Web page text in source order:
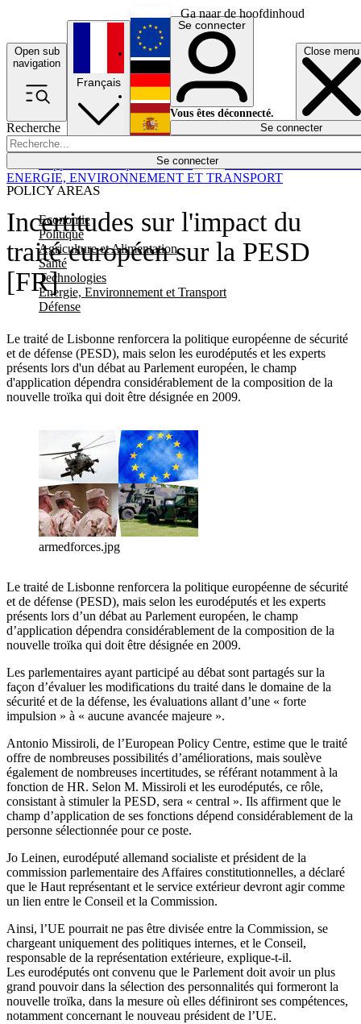
Ga naar de hoofdinhoud
Open sub
navigation
Close menu
Recherche
Se connecter
POLICY AREAS
Economie
Politique
Agriculture et Alimentation
Santé
Technologies
Energie, Environnement et Transport
Défense
Économie
Français
English
Deutsch
Español
Se connecter
Vous êtes déconnecté.
Se connecter
Incertitudes sur l'impact du
traité européen sur la PESD
[FR]
Le traité de Lisbonne renforcera la politique européenne de sécurité
et de défense (PESD), mais selon les eurodéputés et les experts
présents lors d'un débat au Parlement européen, le champ
d'application dépendra considérablement de la composition de la
nouvelle troïka qui doit être désignée en 2009.
ENERGIE, ENVIRONNEMENT ET TRANSPORT
armedforces.jpg
Le traité de Lisbonne renforcera la politique européenne de sécurité
et de défense (PESD), mais selon les eurodéputés et les experts
présents lors d’un débat au Parlement européen, le champ
d’application dépendra considérablement de la composition de la
nouvelle troïka qui doit être désignée en 2009.
Les parlementaires ayant participé au débat sont partagés sur la
façon d’évaluer les modifications du traité dans le domaine de la
sécurité et de la défense, les évaluations allant d’une « forte
impulsion » à « aucune avancée majeure ».
Antonio Missiroli, de l’European Policy Centre, estime que le traité
offre de nombreuses possibilités d’améliorations, mais soulève
également de nombreuses incertitudes, se référant notamment à la
fonction de HR. Selon M. Missiroli et les eurodéputés, ce rôle,
consistant à stimuler la PESD, sera « central ». Ils affirment que le
champ d’application de ses fonctions dépend considérablement de la
personne sélectionnée pour ce poste.
Jo Leinen, eurodéputé allemand socialiste et président de la
commission parlementaire des Affaires constitutionnelles, a déclaré
que le Haut représentant et le service extérieur devront agir comme
un lien entre le Conseil et la Commission.
Ainsi, l’UE pourrait ne pas être divisée entre la Commission, se
chargeant uniquement des politiques internes, et le Conseil,
responsable de la représentation extérieure, explique-t-il.
Les eurodéputés ont convenu que le Parlement doit avoir un plus
grand pouvoir dans la sélection des personnalités qui formeront la
nouvelle troïka, dans la mesure où elles définiront ses compétences,
notamment concernant le nouveau président de l’UE.